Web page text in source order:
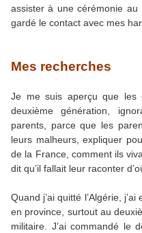
assister à une cérémonie au
gardé le contact avec mes
Mes recherches
Je me suis aperçu que les
deuxième génération,
parents, parce que les
leurs malheurs, expliquer
de la France, comment ils
dit qu’il fallait leur raconter
Quand j’ai quitté l’Algérie,
en province, surtout au
militaire. J’ai commandé le